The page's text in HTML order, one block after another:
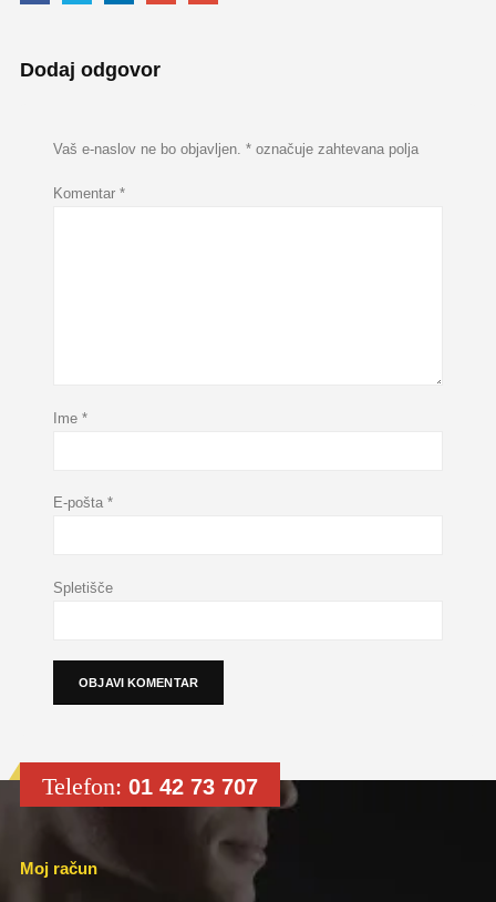
Dodaj odgovor
Vaš e-naslov ne bo objavljen. *označuje zahtevana polja
Komentar *
Ime *
E-pošta *
Spletišče
Telefon: 01 42 73 707
Moj račun